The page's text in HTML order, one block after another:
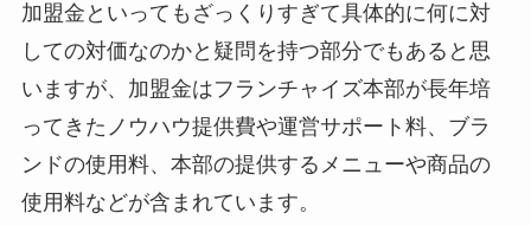
加盟金といってもざっくりすぎて具体的に何に対
しての対価なのかと疑問を持つ部分でもあると思
いますが、加盟金はフランチャイズ本部が長年培
ってきたノウハウ提供費や運営サポート料、ブラ
ンドの使用料、本部の提供するメニューや商品の
使用料などが含まれています。